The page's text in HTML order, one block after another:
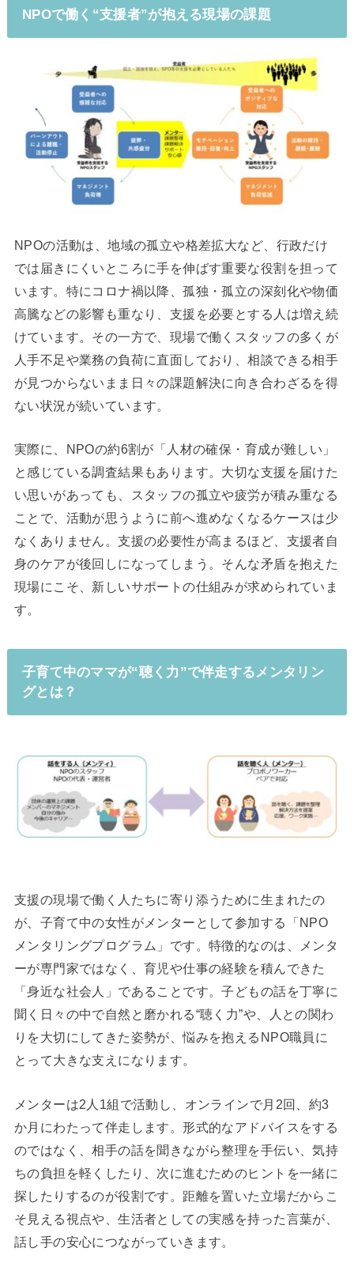
NPOで働く“支援者”が抱える現場の課題
NPOの活動は、地域の孤立や格差拡大など、行政だけ
では届きにくいところに手を伸ばす重要な役割を担って
います。特にコロナ禍以降、孤独・孤立の深刻化や物価
高騰などの影響も重なり、支援を必要とする人は増え続
けています。その一方で、現場で働くスタッフの多くが
人手不足や業務の負荷に直面しており、相談できる相手
が見つからないまま日々の課題解決に向き合わざるを得
ない状況が続いています。
実際に、NPOの約6割が「人材の確保・育成が難しい」
と感じている調査結果もあります。大切な支援を届けた
い思いがあっても、スタッフの孤立や疲労が積み重なる
ことで、活動が思うように前へ進めなくなるケースは少
なくありません。支援の必要性が高まるほど、支援者自
身のケアが後回しになってしまう。そんな矛盾を抱えた
現場にこそ、新しいサポートの仕組みが求められていま
す。
子育て中のママが“聴く力”で伴走するメンタリン
グとは？
支援の現場で働く人たちに寄り添うために生まれたの
が、子育て中の女性がメンターとして参加する「NPO
メンタリングプログラム」です。特徴的なのは、メンタ
ーが専門家ではなく、育児や仕事の経験を積んできた
「身近な社会人」であることです。子どもの話を丁寧に
聞く日々の中で自然と磨かれる“聴く力”や、人との関わ
りを大切にしてきた姿勢が、悩みを抱えるNPO職員に
とって大きな支えになります。
メンターは2人1組で活動し、オンラインで月2回、約3
か月にわたって伴走します。形式的なアドバイスをする
のではなく、相手の話を聞きながら整理を手伝い、気持
ちの負担を軽くしたり、次に進むためのヒントを一緒に
探したりするのが役割です。距離を置いた立場だからこ
そ見える視点や、生活者としての実感を持った言葉が、
話し手の安心につながっていきます。